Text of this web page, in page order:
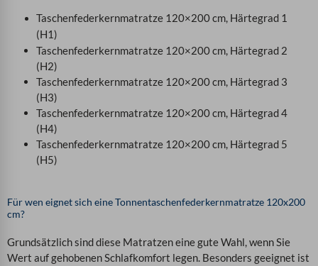
Taschenfederkernmatratze 120×200 cm, Härtegrad 1
(H1)
Taschenfederkernmatratze 120×200 cm, Härtegrad 2
(H2)
Taschenfederkernmatratze 120×200 cm, Härtegrad 3
(H3)
Taschenfederkernmatratze 120×200 cm, Härtegrad 4
(H4)
Taschenfederkernmatratze 120×200 cm, Härtegrad 5
(H5)
Für wen eignet sich eine Tonnentaschenfederkernmatratze 120x200
cm?
Grundsätzlich sind diese Matratzen eine gute Wahl, wenn Sie
Wert auf gehobenen Schlafkomfort legen. Besonders geeignet ist